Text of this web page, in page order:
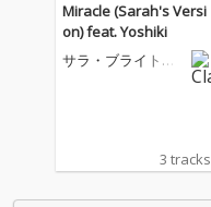
Miracle (Sarah's Versi
on) feat. Yoshiki
サラ・ブライトマ
3 tracks